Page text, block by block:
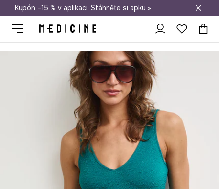
Doprava zdarma při nákupu nad 1 200 Kč
Kupón –15 % v aplikaci. Stáhněte si apku »